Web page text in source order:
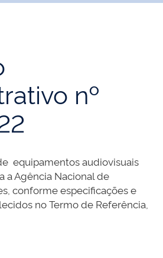
nº
equipamentos audiovisuais
a Agência Nacional de
conforme especificações e
no Termo de Referência,